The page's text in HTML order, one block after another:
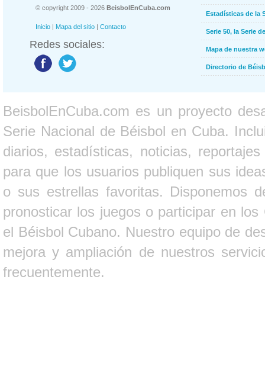
© copyright 2009 - 2026 BeisbolEnCuba.com
Inicio | Mapa del sitio | Contacto
Redes sociales:
Estadísticas de la
Serie 50, la Serie
Mapa de nuestra
Directorio de
BeisbolEnCuba.com es un proyecto
Serie Nacional de Béisbol en Cuba.
diarios, estadísticas, noticias,
para que los usuarios publiquen sus
o sus estrellas favoritas. Disponemos
pronosticar los juegos o participar en
el Béisbol Cubano. Nuestro equipo de
mejora y ampliación de nuestros
frecuentemente.